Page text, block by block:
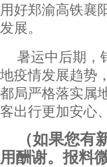
用好郑渝高铁襄
发展。
暑运中后期，
地疫情发展趋势
都局严格落实属
客出行更加安心
（如果您
用酬谢。报料